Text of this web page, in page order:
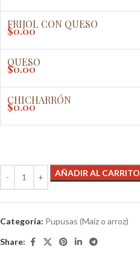
FRIJOL CON QUESO
$0.00
QUESO
$0.00
CHICHARRÓN
$0.00
AÑADIR AL CARRITO
Categoría: Pupusas (Maíz o arroz)
Share: